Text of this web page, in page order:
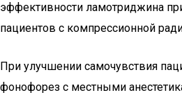
эффективности ламотриджина
пациентов с компрессионной
При улучшении самочувствия
фонофорез с местными